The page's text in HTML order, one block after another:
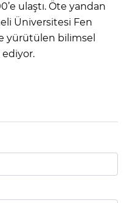
ulaştı. Öte yandan
Üniversitesi Fen
yürütülen bilimsel
ediyor.